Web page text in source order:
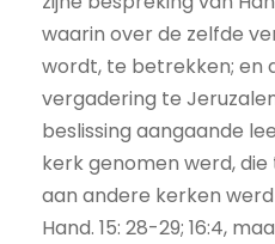
waarin over de zelfde
wordt, te betrekken; en
vergadering te
beslissing aangaande
kerk genomen werd,
aan andere kerken
Hand. 15: 28-29; 16:4,